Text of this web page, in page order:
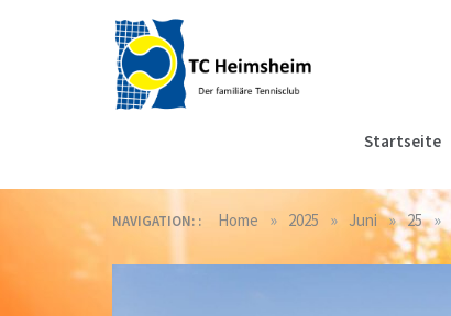
Startseite
NAVIGATION: : Home » 2025 » Juni » 25 »